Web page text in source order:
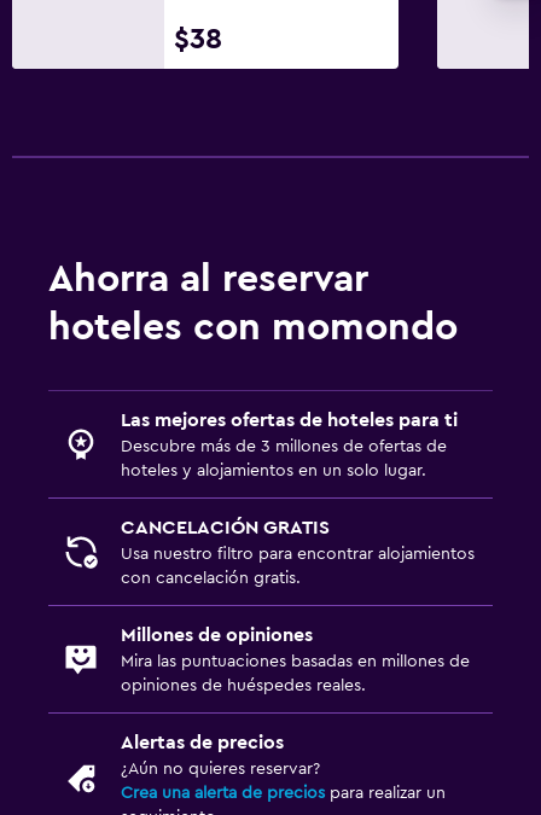
$38
Ahorra al reservar
hoteles con momondo
Las mejores ofertas de hoteles para ti
Descubre más de 3 millones de ofertas de
hoteles y alojamientos en un solo lugar.
CANCELACIÓN GRATIS
Usa nuestro filtro para encontrar alojamientos
con cancelación gratis.
Millones de opiniones
Mira las puntuaciones basadas en millones de
opiniones de huéspedes reales.
Alertas de precios
¿Aún no quieres reservar?
Crea una alerta de precios para realizar un